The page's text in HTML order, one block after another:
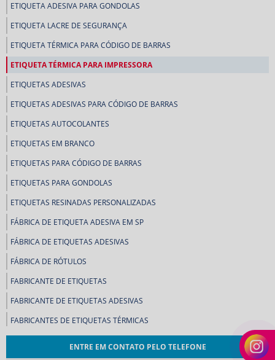
ETIQUETA ADESIVA PARA GONDOLAS
ETIQUETA LACRE DE SEGURANÇA
ETIQUETA TÉRMICA PARA CÓDIGO DE BARRAS
ETIQUETA TÉRMICA PARA IMPRESSORA
ETIQUETAS ADESIVAS
ETIQUETAS ADESIVAS PARA CÓDIGO DE BARRAS
ETIQUETAS AUTOCOLANTES
ETIQUETAS EM BRANCO
ETIQUETAS PARA CÓDIGO DE BARRAS
ETIQUETAS PARA GONDOLAS
ETIQUETAS RESINADAS PERSONALIZADAS
FÁBRICA DE ETIQUETA ADESIVA EM SP
FÁBRICA DE ETIQUETAS ADESIVAS
FÁBRICA DE RÓTULOS
FABRICANTE DE ETIQUETAS
FABRICANTE DE ETIQUETAS ADESIVAS
FABRICANTES DE ETIQUETAS TÉRMICAS
ENTRE EM CONTATO PELO TELEFONE